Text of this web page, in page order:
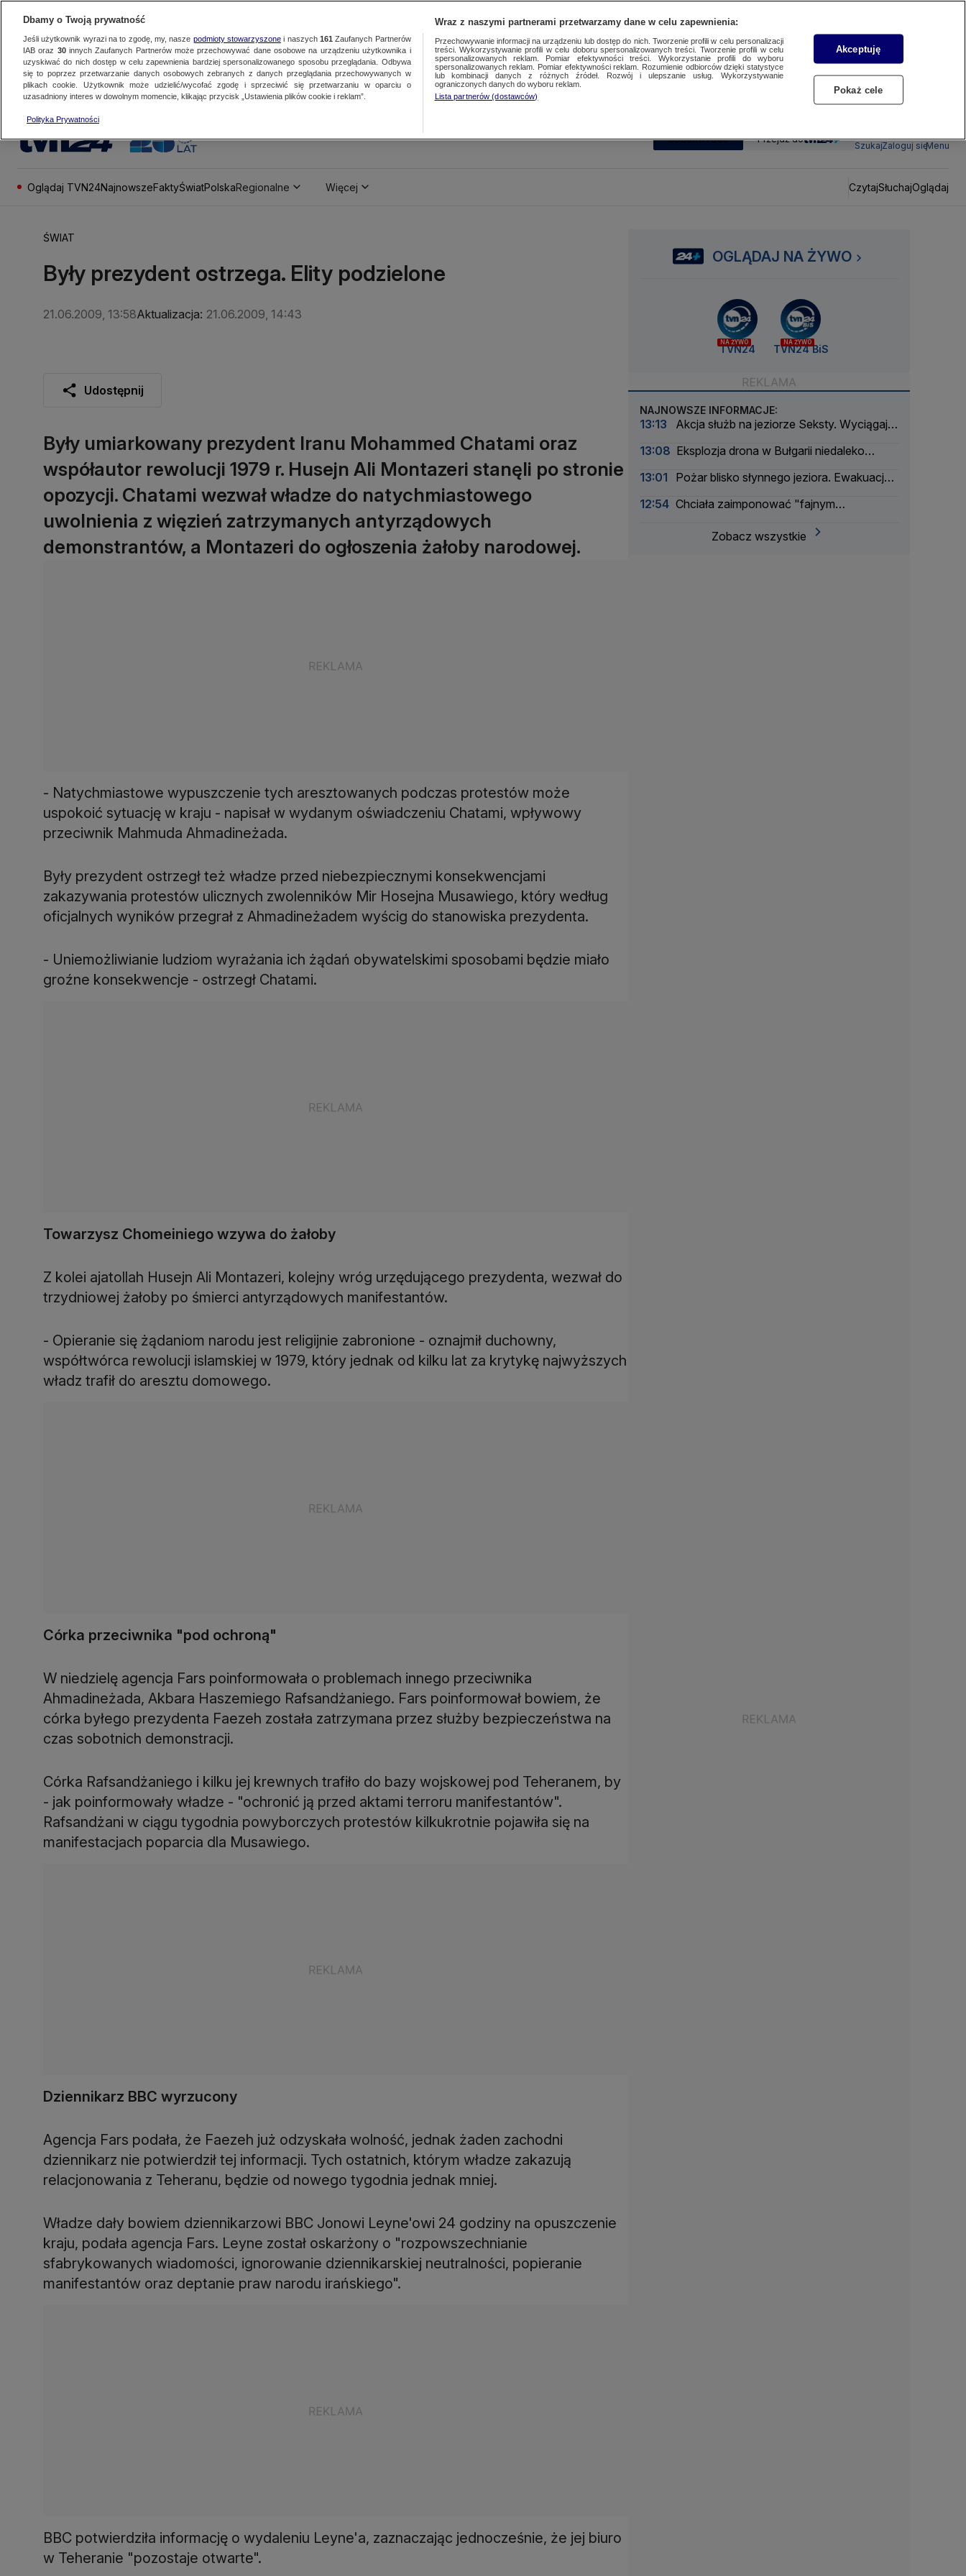
SUBSKRYBUJ Przejdź do
SzukajZaloguj sięMenu
Oglądaj TVN24NajnowszeFaktyŚwiatPolskaRegionalne Więcej CzytajSłuchajOglądaj
ŚWIAT
Były prezydent ostrzega. Elity podzielone
21.06.2009, 13:58Aktualizacja: 21.06.2009, 14:43
Udostępnij
Były umiarkowany prezydent Iranu Mohammed Chatami oraz
współautor rewolucji 1979 r. Husejn Ali Montazeri stanęli po stronie
opozycji. Chatami wezwał władze do natychmiastowego
uwolnienia z więzień zatrzymanych antyrządowych
demonstrantów, a Montazeri do ogłoszenia żałoby narodowej.
- Natychmiastowe wypuszczenie tych aresztowanych podczas protestów może
uspokoić sytuację w kraju - napisał w wydanym oświadczeniu Chatami, wpływowy
przeciwnik Mahmuda Ahmadineżada.
Były prezydent ostrzegł też władze przed niebezpiecznymi konsekwencjami
zakazywania protestów ulicznych zwolenników Mir Hosejna Musawiego, który według
oficjalnych wyników przegrał z Ahmadineżadem wyścig do stanowiska prezydenta.
- Uniemożliwianie ludziom wyrażania ich żądań obywatelskimi sposobami będzie miało
groźne konsekwencje - ostrzegł Chatami.
Towarzysz Chomeiniego wzywa do żałoby
Z kolei ajatollah Husejn Ali Montazeri, kolejny wróg urzędującego prezydenta, wezwał do
trzydniowej żałoby po śmierci antyrządowych manifestantów.
- Opieranie się żądaniom narodu jest religijnie zabronione - oznajmił duchowny,
współtwórca rewolucji islamskiej w 1979, który jednak od kilku lat za krytykę najwyższych
władz trafił do aresztu domowego.
Córka przeciwnika "pod ochroną"
W niedzielę agencja Fars poinformowała o problemach innego przeciwnika
Ahmadineżada, Akbara Haszemiego Rafsandżaniego. Fars poinformował bowiem, że
córka byłego prezydenta Faezeh została zatrzymana przez służby bezpieczeństwa na
czas sobotnich demonstracji.
Córka Rafsandżaniego i kilku jej krewnych trafiło do bazy wojskowej pod Teheranem, by
- jak poinformowały władze - "ochronić ją przed aktami terroru manifestantów".
Rafsandżani w ciągu tygodnia powyborczych protestów kilkukrotnie pojawiła się na
manifestacjach poparcia dla Musawiego.
Dziennikarz BBC wyrzucony
Agencja Fars podała, że Faezeh już odzyskała wolność, jednak żaden zachodni
dziennikarz nie potwierdził tej informacji. Tych ostatnich, którym władze zakazują
relacjonowania z Teheranu, będzie od nowego tygodnia jednak mniej.
Władze dały bowiem dziennikarzowi BBC Jonowi Leyne'owi 24 godziny na opuszczenie
kraju, podała agencja Fars. Leyne został oskarżony o "rozpowszechnianie
sfabrykowanych wiadomości, ignorowanie dziennikarskiej neutralności, popieranie
manifestantów oraz deptanie praw narodu irańskiego".
BBC potwierdziła informację o wydaleniu Leyne'a, zaznaczając jednocześnie, że jej biuro
w Teheranie "pozostaje otwarte".
OGLĄDAJ NA ŻYWO
NA ŻYWO
TVN24
NA ŻYWO
TVN24 BiS
NAJNOWSZE INFORMACJE:
13:13
Akcja służb na jeziorze Seksty. Wyciągają
13:08 Eksplozja drona w Bułgarii niedaleko
13:01
Pożar blisko słynnego jeziora. Ewakuacja
12:54 Chciała zaimponować "fajnym
Zobacz wszystkie
Dbamy o Twoją prywatność
Jeśli użytkownik wyrazi na to zgodę, my, nasze podmioty stowarzyszonei naszych 161 Zaufanych Partnerów
IAB oraz 30innych Zaufanych Partnerów może przechowywać dane osobowe na urządzeniu użytkownika i
uzyskiwać do nich dostęp w celu zapewnienia bardziej spersonalizowanego sposobu przeglądania. Odbywa
się to poprzez przetwarzanie danych osobowych zebranych z danych przeglądania przechowywanych w
plikach cookie. Użytkownik może udzielić/wycofać zgodę i sprzeciwić się przetwarzaniu w oparciu o
uzasadniony interes w dowolnym momencie, klikając przycisk „Ustawienia plików cookie i reklam”.
Polityka Prywatności
Wraz z naszymi partnerami przetwarzamy dane w celu zapewnienia:
Przechowywanie informacji na urządzeniu lub dostęp do nich. Tworzenie profili w celu personalizacji
treści. Wykorzystywanie profili w celu doboru spersonalizowanych treści. Tworzenie profili w celu
spersonalizowanych reklam. Pomiar efektywności treści. Wykorzystanie profili do wyboru
spersonalizowanych reklam. Pomiar efektywności reklam. Rozumienie odbiorców dzięki statystyce
lub kombinacji danych z różnych źródeł. Rozwój i ulepszanie usług. Wykorzystywanie
ograniczonych danych do wyboru reklam.
Lista partnerów (dostawców)
Akceptuję
Pokaż cele